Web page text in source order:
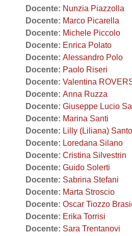
Docente: Nunzia Piazzolla
Docente: Marco Picarella
Docente: Michele Piccolo
Docente: Enrica Polato
Docente: Alessandro Polo
Docente: Paolo Riseri
Docente: Valentina
Docente: Anna Ruzza
Docente: Giuseppe Lucio
Docente: Marina Santi
Docente: Lilly (Liliana)
Docente: Loredana Silano
Docente: Cristina Silvestrin
Docente: Guido Solerti
Docente: Sabrina Stefani
Docente: Marta Stroscio
Docente: Oscar Tiozzo
Docente: Erika Torrisi
Docente: Sara Trentanovi